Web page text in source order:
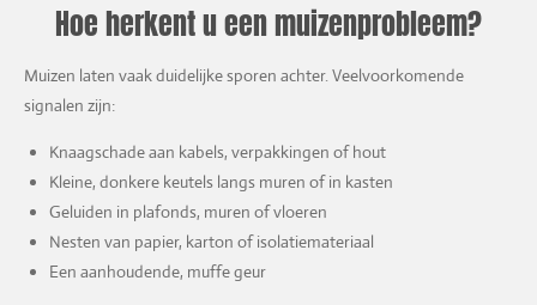
Hoe herkent u een muizenprobleem?
Muizen laten vaak duidelijke sporen achter. Veelvoorkomende
signalen zijn:
Knaagschade aan kabels, verpakkingen of hout
Kleine, donkere keutels langs muren of in kasten
Geluiden in plafonds, muren of vloeren
Nesten van papier, karton of isolatiemateriaal
Een aanhoudende, muffe geur